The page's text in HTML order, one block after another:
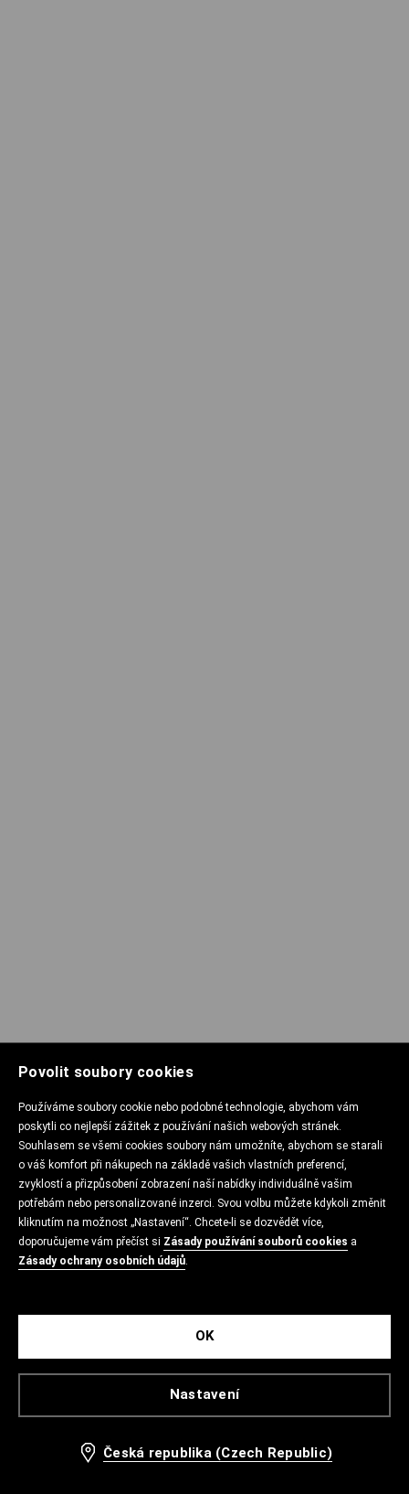
Povolit soubory cookies
Používáme soubory cookie nebo podobné technologie, abychom vám
poskytli co nejlepší zážitek z používání našich webových stránek.
Souhlasem se všemi cookies soubory nám umožníte, abychom se starali
o váš komfort při nákupech na základě vašich vlastních preferencí,
zvyklostí a přizpůsobení zobrazení naší nabídky individuálně vašim
potřebám nebo personalizované inzerci. Svou volbu můžete kdykoli změnit
kliknutím na možnost „Nastavení“. Chcete-li se dozvědět více,
doporučujeme vám přečíst si Zásady používání souborů cookies a
Zásady ochrany osobních údajů.
Nastavení
OK
Česká republika (Czech Republic)